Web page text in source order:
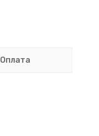
Оплата